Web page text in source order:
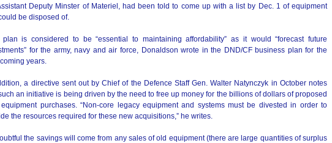
Deputy Minster of Materiel, had been told to come up with a list by Dec. 1 of equipment
be disposed of.
plan is considered to be “essential to maintaining affordability” as it would “forecast future
for the army, navy and air force, Donaldson wrote in the DND/CF business plan for the
years.
a directive sent out by Chief of the Defence Staff Gen. Walter Natynczyk in October notes
an initiative is being driven by the need to free up money for the billions of dollars of proposed
purchases. “Non-core legacy equipment and systems must be divested in order to
the resources required for these new acquisitions,” he writes.
the savings will come from any sales of old equipment (there are large quantities of surplus